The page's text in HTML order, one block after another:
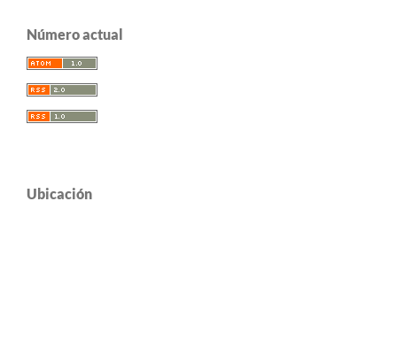
Número actual
Ubicación